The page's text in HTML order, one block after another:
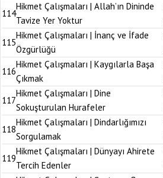
114
Hikmet Çalışmaları | Allah’ın Dininde
Tavize Yer Yoktur
115
Hikmet Çalışmaları | İnanç ve İfade
Özgürlüğü
116
Hikmet Çalışmaları | Kaygılarla Başa
Çıkmak
117
Hikmet Çalışmaları | Dine
Sokuşturulan Hurafeler
118
Hikmet Çalışmaları | Dindarlığımızı
Sorgulamak
119
Hikmet Çalışmaları | Dünyayı Ahirete
Tercih Edenler